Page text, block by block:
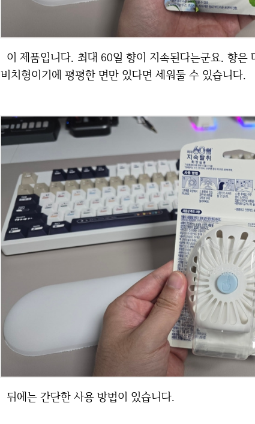
이 제품입니다. 최대 60일 향이 지속된다는군요. 향은 다우니 클린코튼향! 좋아하는 향 중 하나입니다.
비치형이기에 평평한 면만 있다면 세워둘 수 있습니다.
뒤에는 간단한 사용 방법이 있습니다.